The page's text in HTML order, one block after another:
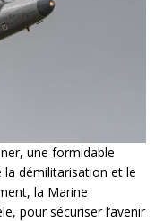
une formidable
la démilitarisation et le
la Marine
pour sécuriser l’avenir